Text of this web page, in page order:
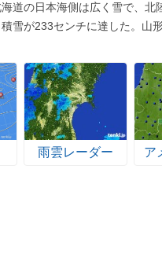
道の日本海側は広く雪で、北
雪が233センチに達した。山
雨雲レーダー ア